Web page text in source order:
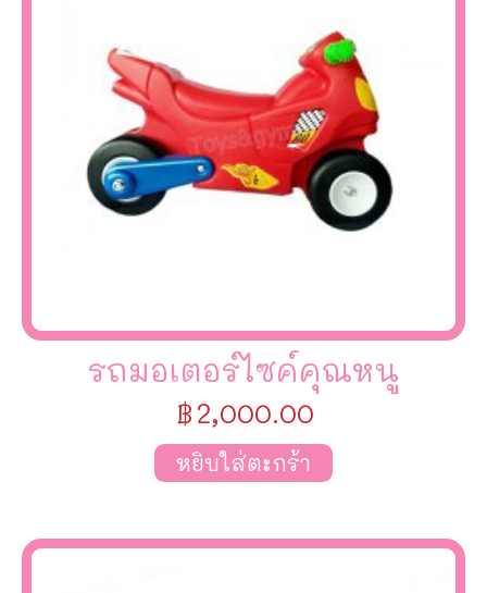
รถมอเตอร์ไซค์คุณหนู
฿2,000.00
หยิบใส่ตะกร้า